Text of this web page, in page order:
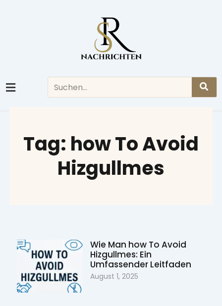
Tag: how To Avoid
Hizgullmes
Wie Man how To Avoid
Hizgullmes: Ein
Umfassender Leitfaden
August 1, 2025